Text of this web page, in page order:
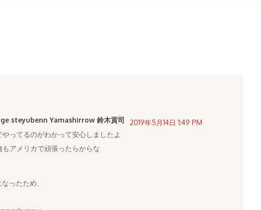
steyubenn Yamashirrow 鈴木貢司
2019年5月14日 1:49 PM
ってるのがわかって安心しましたよ
もアメリカで頑張ったらからな
ったため、